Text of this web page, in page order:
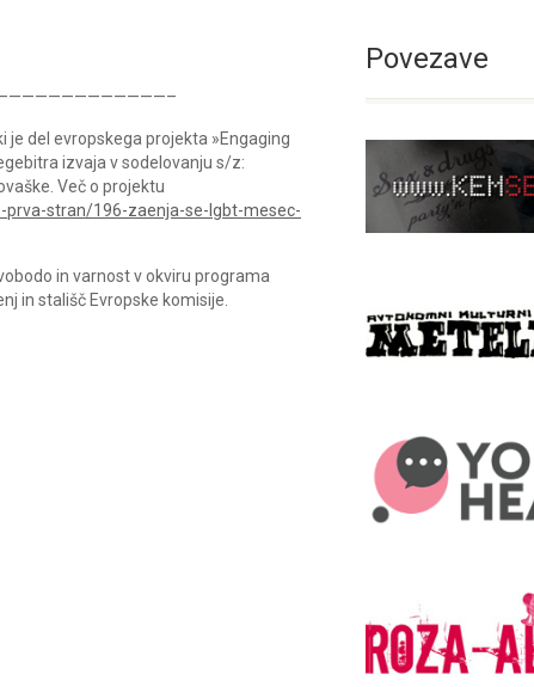
je del evropskega projekta »Engaging
izvaja v sodelovanju s/z:
Več o projektu
stran/196-zaenja-se-lgbt-mesec-
in varnost v okviru programa
in stališč Evropske komisije.
Povezave